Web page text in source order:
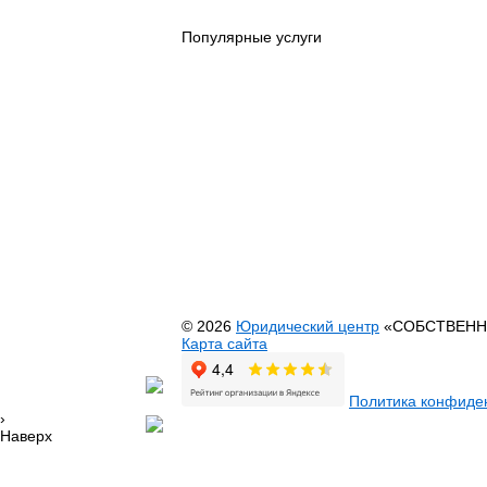
Популярные услуги
© 2026 Юридический центр
Карта сайта
Политика
›
Наверх